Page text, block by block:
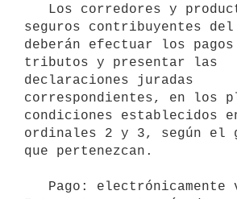
seguros contribuyentes del
deberán efectuar los pagos
tributos y presentar las
declaraciones juradas
correspondientes, en los
condiciones establecidos
ordinales 2 y 3, según el
que pertenezcan.